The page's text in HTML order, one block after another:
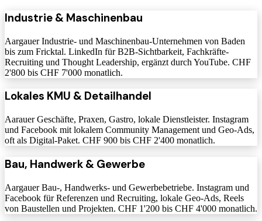
Industrie & Maschinenbau
Aargauer Industrie- und Maschinenbau-Unternehmen von Baden
bis zum Fricktal. LinkedIn für B2B-Sichtbarkeit, Fachkräfte-
Recruiting und Thought Leadership, ergänzt durch YouTube. CHF
2'800 bis CHF 7'000 monatlich.
Lokales KMU & Detailhandel
Aarauer Geschäfte, Praxen, Gastro, lokale Dienstleister. Instagram
und Facebook mit lokalem Community Management und Geo-Ads,
oft als Digital-Paket. CHF 900 bis CHF 2'400 monatlich.
Bau, Handwerk & Gewerbe
Aargauer Bau-, Handwerks- und Gewerbebetriebe. Instagram und
Facebook für Referenzen und Recruiting, lokale Geo-Ads, Reels
von Baustellen und Projekten. CHF 1'200 bis CHF 4'000 monatlich.